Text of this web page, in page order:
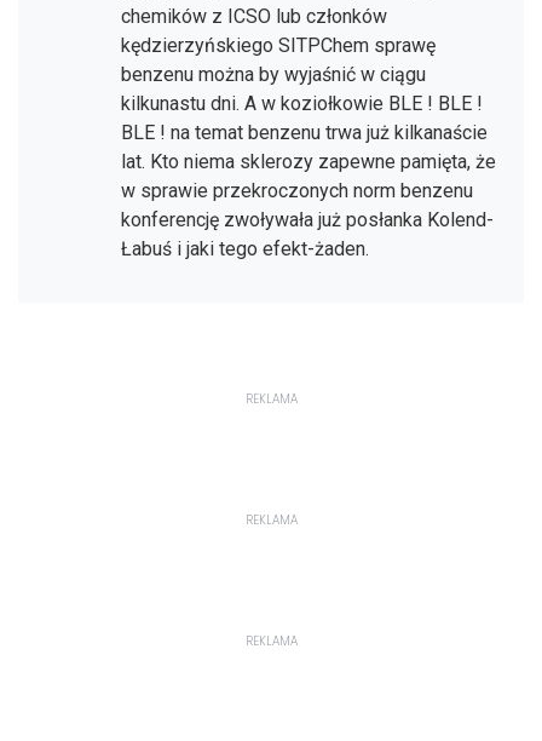
chemików z ICSO lub członków
kędzierzyńskiego SITPChem sprawę
benzenu można by wyjaśnić w ciągu
kilkunastu dni. A w koziołkowie BLE ! BLE !
BLE ! na temat benzenu trwa już kilkanaście
lat. Kto niema sklerozy zapewne pamięta, że
w sprawie przekroczonych norm benzenu
konferencję zwoływała już posłanka Kolend-
Łabuś i jaki tego efekt-żaden.
REKLAMA
REKLAMA
REKLAMA